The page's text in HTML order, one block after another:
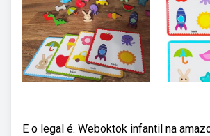
E o legal é. Weboktok infantil na